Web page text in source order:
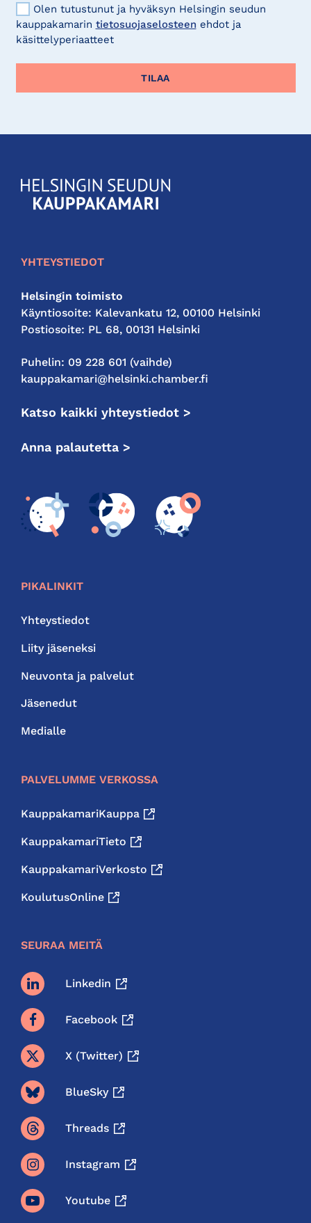
Olen tutustunut ja hyväksyn Helsingin seudun
kauppakamarin tietosuojaselosteen ehdot ja
käsittelyperiaatteet
KauppakamariHelsingin
seudun
YHTEYSTIEDOT
Helsingin toimisto
Käyntiosoite: Kalevankatu 12, 00100 Helsinki
Postiosoite: PL 68, 00131 Helsinki
Puhelin: 09 228 601 (vaihde)
kauppakamari@helsinki.chamber.fi
Katso kaikki yhteystiedot >
Anna palautetta >
PIKALINKIT
Yhteystiedot
Liity jäseneksi
Neuvonta ja palvelut
Jäsenedut
Medialle
PALVELUMME VERKOSSA
KauppakamariKauppa
KauppakamariTieto
KauppakamariVerkosto
KoulutusOnline
SEURAA MEITÄ
Linkedin
Facebook
X (twitter)
BlueSky
Threads
Instagram
Youtube